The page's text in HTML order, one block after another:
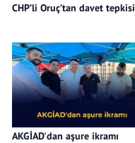
CHP’li Oruç’tan davet tepkisi
AKGİAD'dan aşure ikramı